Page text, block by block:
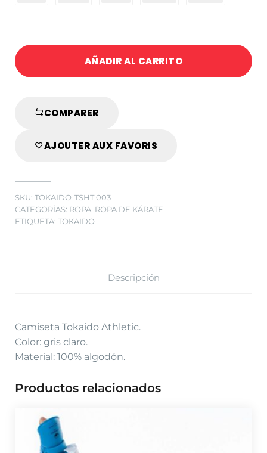
AÑADIR AL CARRITO
COMPARER
AJOUTER AUX FAVORIS
SKU: TOKAIDO-TSHT 003
CATEGORÍAS: ROPA, ROPA DE KÁRATE
ETIQUETA: TOKAIDO
Descripción
Camiseta Tokaido Athletic.
Color: gris claro.
Material: 100% algodón.
Productos relacionados